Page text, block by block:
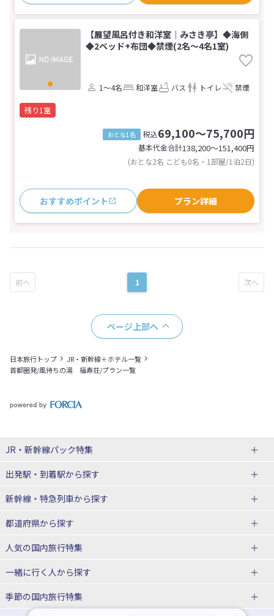
【展望風呂付き和洋室｜みさき亭】◆海側
◆2ベッド+布団◆禁煙(2名～4名1室)
1～4名 和洋室 バス トイレ 禁煙
残り1室
おとな1名 税込69,100～75,700円
基本代金合計138,200〜151,400円
(おとな2名 こども0名・1部屋/1泊2日)
おすすめポイント プラン詳細
1
ページ上部へ
日本旅行トップ
JR・新幹線＋ホテル一覧
首都圏発/風待ちの湯 福寿荘/プラン一覧
JR・新幹線パック特集
JR・新幹線＋ホテルパック
出張パック
出発駅・到着駅から探す
秋田⇔東京 新幹線パック
仙台→東京 新幹線パック
富山⇔東京 新幹線パック
東京→仙台 新幹線パック
東京→金沢 新幹線パック
新幹線・特急列車から探す
北海道新幹線 旅行
山形新幹線 旅行
東海道新幹線 旅行
上越新幹線 旅行
都道府県から探す
北海道旅行・ツアー
東北
人気の国内旅行特集
東京ディズニーリゾート®への旅
ユニバーサル・スタジオ・ジャパ
温泉旅行 日帰り旅行
一緒に行く人から探す
一人旅 国内版
季節の国内旅行特集